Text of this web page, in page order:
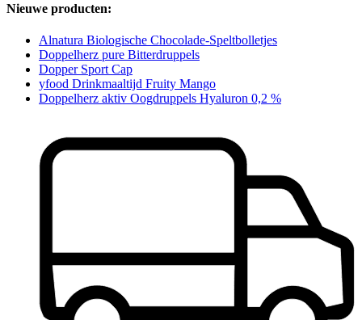
Nieuwe producten:
Alnatura Biologische Chocolade-Speltbolletjes
Doppelherz pure Bitterdruppels
Dopper Sport Cap
yfood Drinkmaaltijd Fruity Mango
Doppelherz aktiv Oogdruppels Hyaluron 0,2 %